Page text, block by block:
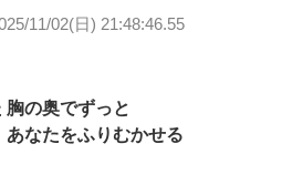
11/02(日) 21:48:46.55
の奥でずっと
あなたをふりむかせる